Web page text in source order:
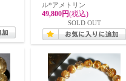
ル*アメトリン
49,800円(税込)
SOLD OUT